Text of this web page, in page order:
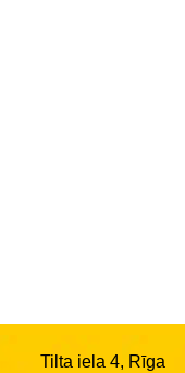
Tilta iela 4, Rīga